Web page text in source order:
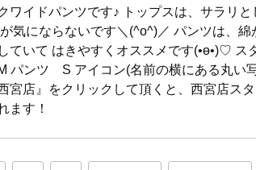
ワイドパンツです♪ トップスは、サラリ
気にならないです＼(^o^)／ パンツは、
ていて はきやすくオススメです(•ө•)♡ ス
パンツ S アイコン(名前の横にある丸い
宮店』をクリックして頂くと、西宮店ス
ます！